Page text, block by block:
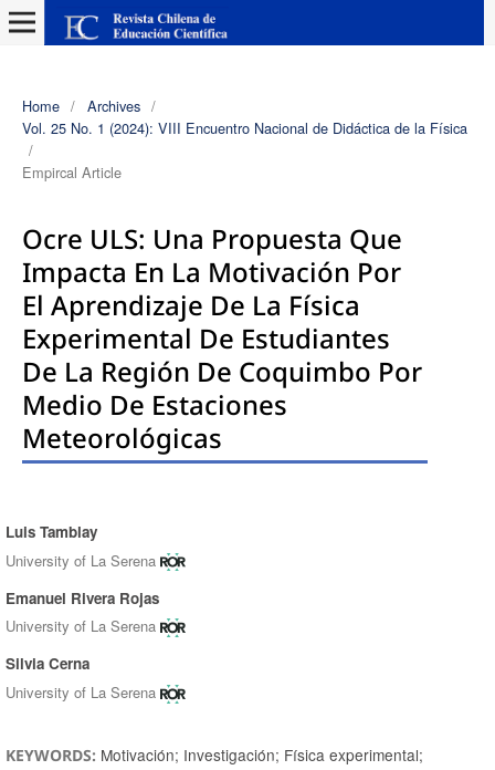
Home / Archives /
Vol. 25 No. 1 (2024): VIII Encuentro Nacional de Didáctica de la Física
/
Empircal Article
Ocre ULS: Una Propuesta Que
Impacta En La Motivación Por
El Aprendizaje De La Física
Experimental De Estudiantes
De La Región De Coquimbo Por
Medio De Estaciones
Meteorológicas
Authors
Luis Tamblay
University of La Serena
Emanuel Rivera Rojas
University of La Serena
Silvia Cerna
University of La Serena
KEYWORDS: Motivación; Investigación; Física experimental;